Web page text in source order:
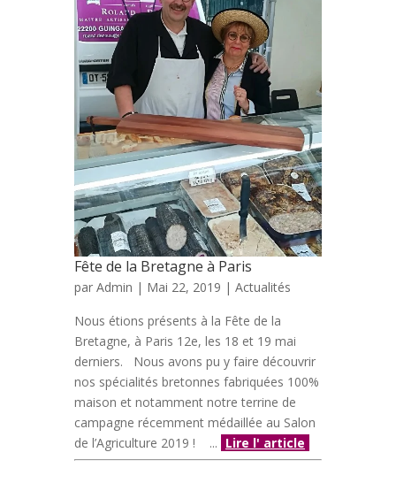
Fête de la Bretagne à Paris
par Admin | Mai 22, 2019 | Actualités
Nous étions présents à la Fête de la
Bretagne, à Paris 12e, les 18 et 19 mai
derniers. Nous avons pu y faire découvrir
nos spécialités bretonnes fabriquées 100%
maison et notamment notre terrine de
campagne récemment médaillée au Salon
de l’Agriculture 2019 ! ... Lire l' article